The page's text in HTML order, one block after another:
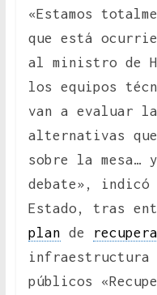
«Estamos
que está
al ministro de
los equipos
van a evaluar
alternativas
sobre la mesa…
debate»,
Estado, tras
plan de
infraestructura
públicos